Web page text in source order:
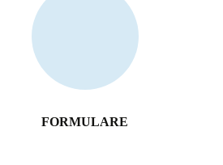
FORMULARE